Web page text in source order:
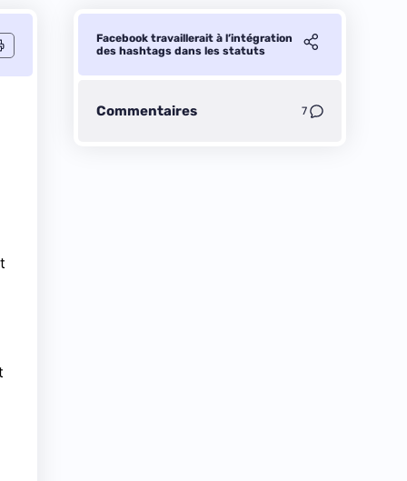
Facebook travaillerait à l’intégration
des hashtags dans les statuts
Commentaires 7